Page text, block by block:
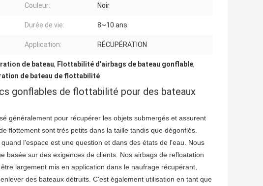
Couleur: Noir
Durée de vie: 8~10 ans
Application: RÉCUPÉRATION
de bateau, Flottabilité d'airbags de bateau gonflable,
de bateau de flottabilité
gonflables de flottabilité pour des bateaux
généralement pour récupérer les objets submergés et assurent
flottement sont très petits dans la taille tandis que dégonflés.
l'espace est une question et dans des états de l'eau. Nous
basée sur des exigences de clients. Nos airbags de refloatation
largement mis en application dans le naufrage récupérant,
des bateaux détruits. C'est également utilisation en tant que